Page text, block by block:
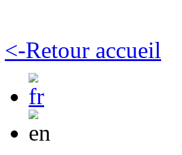
<-Retour accueil